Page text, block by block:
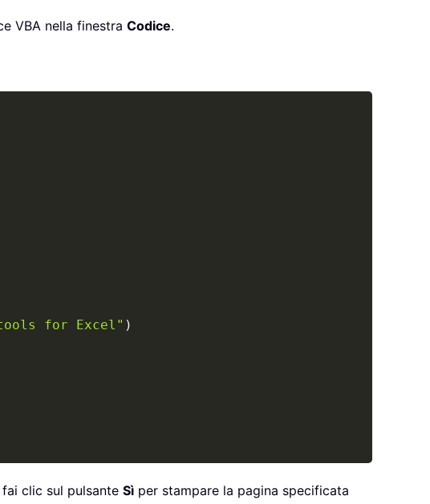
VBA nella finestra Codice.
for Excel" )
clic sul pulsante Sì per stampare la pagina specificata